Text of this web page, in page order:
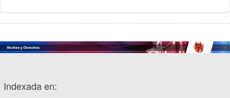
Indexada en: